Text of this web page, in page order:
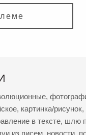
,
, картинка/рисунок,
в тексте, шлю
из писем, новости,